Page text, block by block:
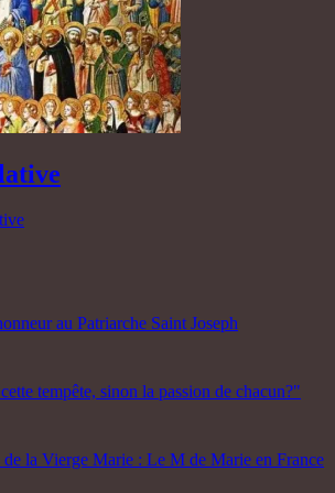
au Patriarche Saint Joseph
tempête, sinon la passion de chacun?"
de la Vierge Marie : Le M de Marie en France